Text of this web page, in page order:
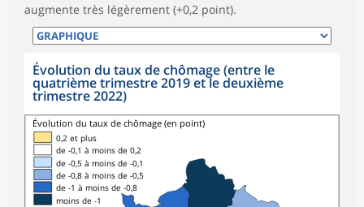
augmente très légèrement (+0,2 point).
Évolution du taux de chômage (entre le
quatrième trimestre 2019 et le deuxième
trimestre 2022)
Évolution du taux de chômage (en point)
moins de -1
de -1 à moins de -0,8
de -0,8 à moins de -0,5
de -0,5 à moins de -0,1
de -0,1 à moins de 0,2
0,2 et plus